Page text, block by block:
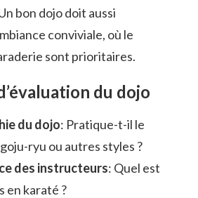
bon dojo doit aussi
conviviale, où le
sont prioritaires.
du dojo
du dojo: Pratique-t-il le
ryu ou autres styles ?
des instructeurs: Quel est
en karaté ?